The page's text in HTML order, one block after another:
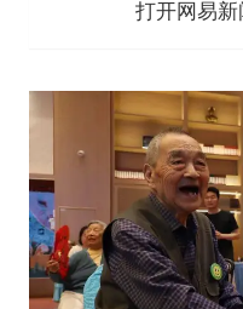
打开网易